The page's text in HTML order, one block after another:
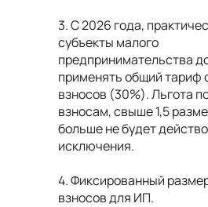
3. С 2026 года,
субъекты малого
предпринимательства
применять общий тариф
взносов (30%). Льгота
взносам, свыше 1,5
больше не будет
исключения.
4. Фиксированный
взносов для ИП.